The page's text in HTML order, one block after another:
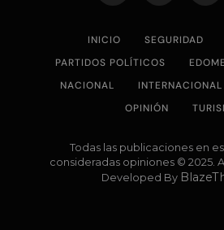
INICIO SEGURIDAD
PARTIDOS POLÍTICOS
NACIONAL
INTERNACIONAL
OPINIÓN
Todas las publicaciones en
consideradas opiniones © 2025.
Developed By